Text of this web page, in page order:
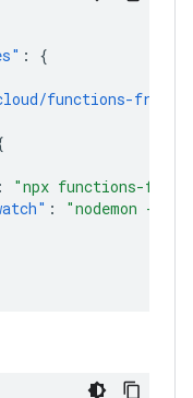
:
{
functions-
:
"npx functions-
:
"nodemon --